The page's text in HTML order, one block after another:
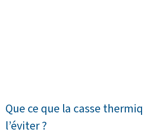
Que ce que la casse
l’éviter ?